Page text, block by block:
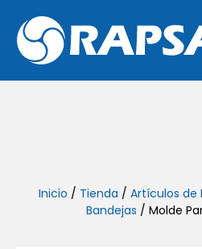
Inicio / Tienda / Artículos de
Bandejas / Molde